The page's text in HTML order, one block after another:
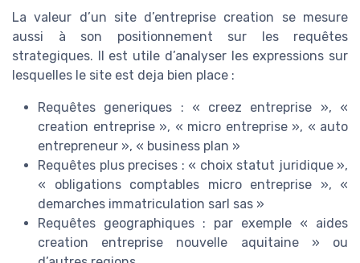
La valeur d’un site d’entreprise creation se mesure
aussi à son positionnement sur les requêtes
strategiques. Il est utile d’analyser les expressions sur
lesquelles le site est deja bien place :
Requêtes generiques : « creez entreprise », «
creation entreprise », « micro entreprise », « auto
entrepreneur », « business plan »
Requêtes plus precises : « choix statut juridique »,
« obligations comptables micro entreprise », «
demarches immatriculation sarl sas »
Requêtes geographiques : par exemple « aides
creation entreprise nouvelle aquitaine » ou